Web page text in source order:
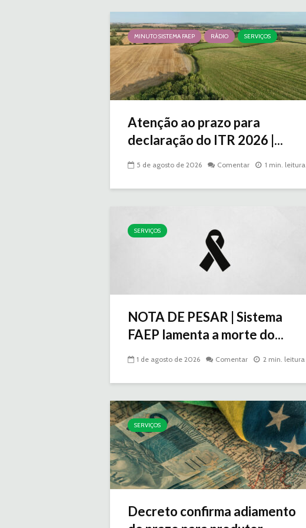
MINUTO SISTEMA FAEP RÁDIO SERVIÇOS
Atenção ao prazo para
declaração do ITR 2026 |...
5 de agosto de 2026 Comentar 1 min. leitura
SERVIÇOS
NOTA DE PESAR | Sistema
FAEP lamenta a morte do...
1 de agosto de 2026 Comentar 2 min. leitura
SERVIÇOS
Decreto confirma adiamento